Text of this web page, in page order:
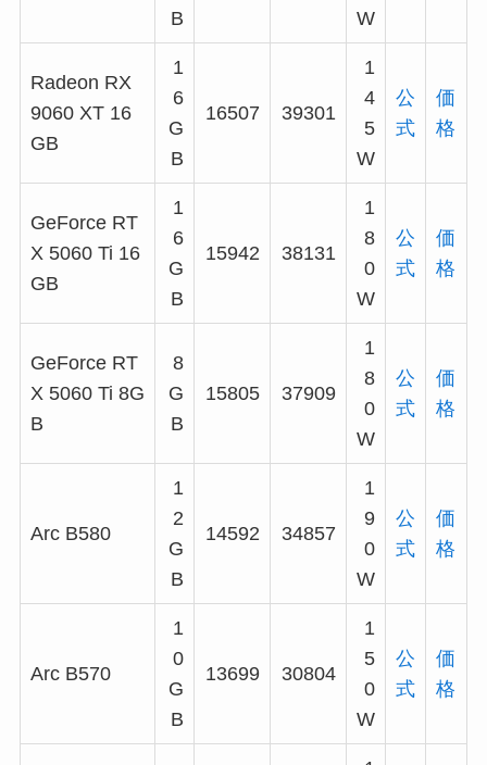
B
W
Radeon RX
9060 XT 16
GB
1
6
G
B
16507 39301
1
4
5
W
公
式
価
格
GeForce RT
X 5060 Ti 16
GB
1
6
G
B
15942 38131
1
8
0
W
公
式
価
格
GeForce RT
X 5060 Ti 8G
B
8
G
B
15805 37909
1
8
0
W
公
式
価
格
Arc B580
1
2
G
B
14592 34857
1
9
0
W
公
式
価
格
Arc B570
1
0
G
B
13699 30804
1
5
0
W
公
式
価
格